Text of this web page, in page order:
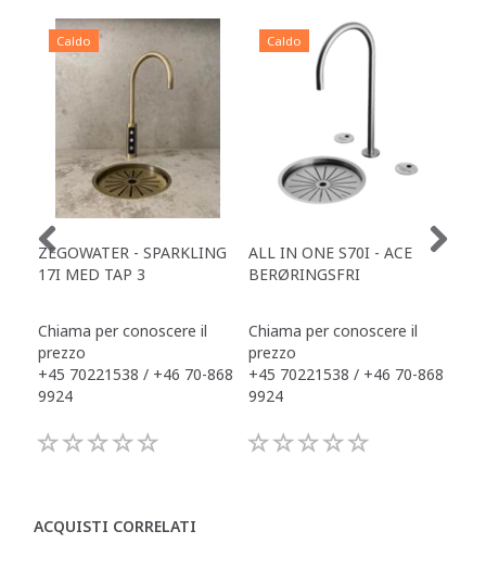
Caldo
ZEGOWATER - SPARKLING
17I MED TAP 3
Chiama per conoscere il
prezzo
+45 70221538 / +46 70-868
9924
Caldo
ALL IN ONE S70I - ACE
BERØRINGSFRI
Chiama per conoscere il
prezzo
+45 70221538 / +46 70-868
9924
ACQUISTI CORRELATI